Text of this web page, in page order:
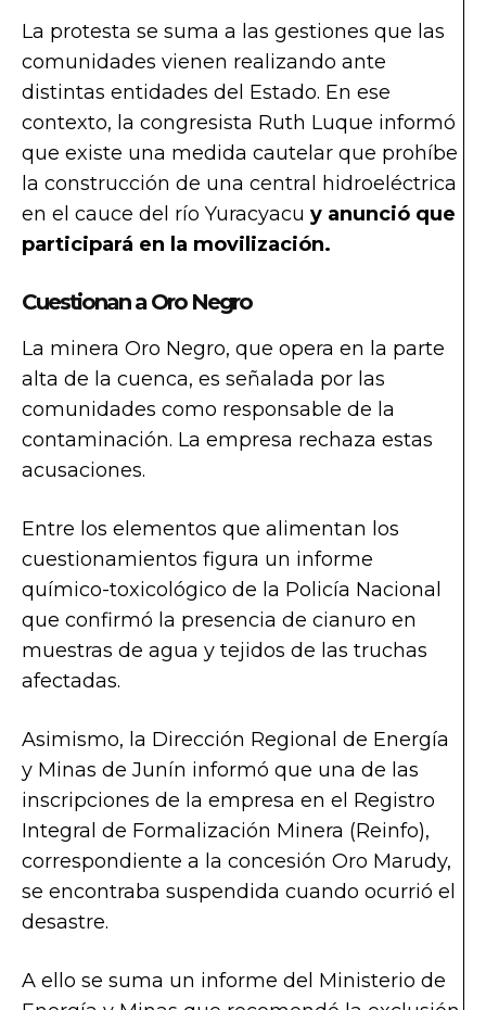
La protesta se suma a las gestiones que las
comunidades vienen realizando ante
distintas entidades del Estado. En ese
contexto, la congresista Ruth Luque informó
que existe una medida cautelar que prohíbe
la construcción de una central hidroeléctrica
en el cauce del río Yuracyacu y anunció que
participará en la movilización.
Cuestionan a Oro Negro
La minera Oro Negro, que opera en la parte
alta de la cuenca, es señalada por las
comunidades como responsable de la
contaminación. La empresa rechaza estas
acusaciones.
Entre los elementos que alimentan los
cuestionamientos figura un informe
químico-toxicológico de la Policía Nacional
que confirmó la presencia de cianuro en
muestras de agua y tejidos de las truchas
afectadas.
Asimismo, la Dirección Regional de Energía
y Minas de Junín informó que una de las
inscripciones de la empresa en el Registro
Integral de Formalización Minera (Reinfo),
correspondiente a la concesión Oro Marudy,
se encontraba suspendida cuando ocurrió el
desastre.
A ello se suma un informe del Ministerio de